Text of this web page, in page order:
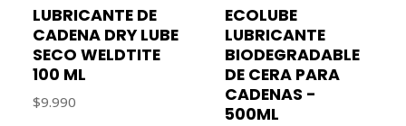
LUBRICANTE DE
CADENA DRY LUBE
SECO WELDTITE
100 ML
$9.990
ECOLUBE
LUBRICANTE
BIODEGRADABLE
DE CERA PARA
CADENAS -
500ML